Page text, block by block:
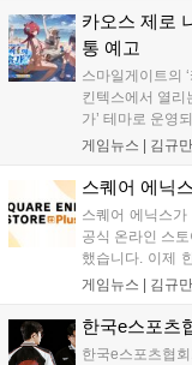
시지를 모집하
개될 예정입니다....
카오스 제로
통 예고
스마일게이트의
킨텍스에서 열리
가’ 테마로 운영
프레 모델 포토
세한 정보는 공
게임뉴스 | 김규만
스퀘어 에닉
스퀘어 에닉스
공식 온라인 스
했습니다. 이제
어 등 주요 게임
용 가능합니다....
게임뉴스 | 김규만
한국e스포츠
한국e스포츠협